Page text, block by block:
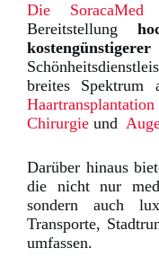
Die SoracaMed
Bereitstellung
kostengünstigerer
breites Spektrum
Haartransplantation
Chirurgie und
Darüber hinaus
die nicht nur
sondern auch
Transporte,
umfassen.